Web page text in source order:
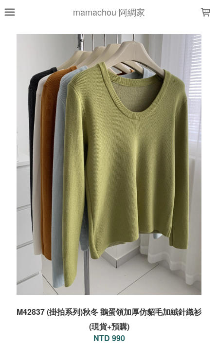
mamachou 阿綢家
M42837 (掛拍系列)秋冬 鵝蛋領加厚仿貂毛加絨針織衫
(現貨+預購)
NTD 990